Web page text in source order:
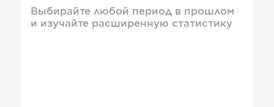
Выбирайте любой период в прошлом
и изучайте расширенную статистику